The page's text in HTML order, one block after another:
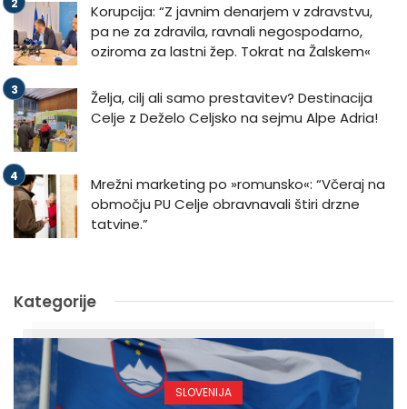
Korupcija: “Z javnim denarjem v zdravstvu,
pa ne za zdravila, ravnali negospodarno,
oziroma za lastni žep. Tokrat na Žalskem«
Želja, cilj ali samo prestavitev? Destinacija
Celje z Deželo Celjsko na sejmu Alpe Adria!
Mrežni marketing po »romunsko«: “Včeraj na
območju PU Celje obravnavali štiri drzne
tatvine.”
Kategorije
SLOVENIJA